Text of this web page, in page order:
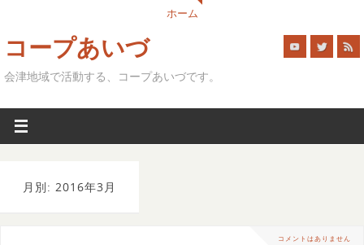
ホーム
コープあいづ
会津地域で活動する、コープあいづです。
月別: 2016年3月
コメントはありません